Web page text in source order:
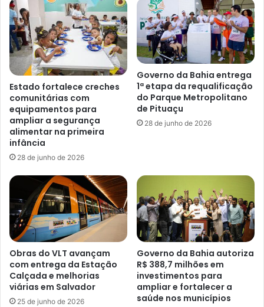
Estado fortalece creches
comunitárias com
equipamentos para
ampliar a segurança
alimentar na primeira
infância
28 de junho de 2026
Governo da Bahia entrega
1ª etapa da requalificação
do Parque Metropolitano
de Pituaçu
28 de junho de 2026
Obras do VLT avançam
com entrega da Estação
Calçada e melhorias
viárias em Salvador
25 de junho de 2026
Governo da Bahia autoriza
R$ 388,7 milhões em
investimentos para
ampliar e fortalecer a
saúde nos municípios